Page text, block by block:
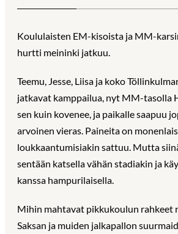
Koululaisten EM-kisoista ja MM-
hurtti meininki jatkuu.
Teemu, Jesse, Liisa ja koko
jatkavat kamppailua, nyt MM-tasolla
sen kuin kovenee, ja paikalle saapuu
arvoinen vieras. Paineita on
loukkaantumisiakin sattuu. Mutta
sentään katsella vähän stadiakin ja
kanssa hampurilaisella.
Mihin mahtavat pikkukoulun rahkeet
Saksan ja muiden jalkapallon